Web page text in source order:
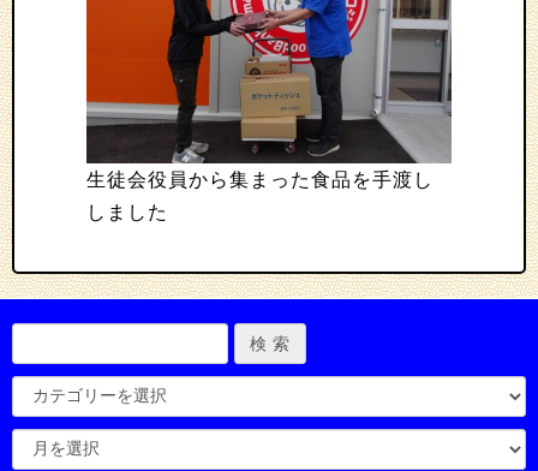
生徒会役員から集まった食品を手渡し
しました